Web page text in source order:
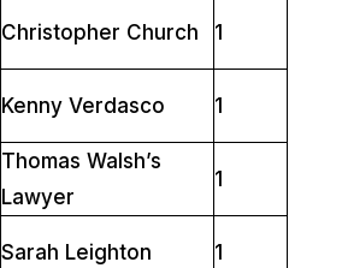
Christopher Church 1
Kenny Verdasco 1
Thomas Walsh’s
Lawyer
1
Sarah Leighton 1